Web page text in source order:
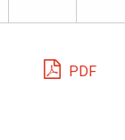
PDF